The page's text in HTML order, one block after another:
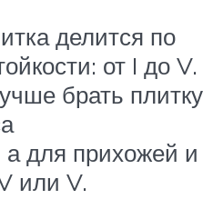
делится по
от I до V.
брать плитку
а для прихожей и
или V.